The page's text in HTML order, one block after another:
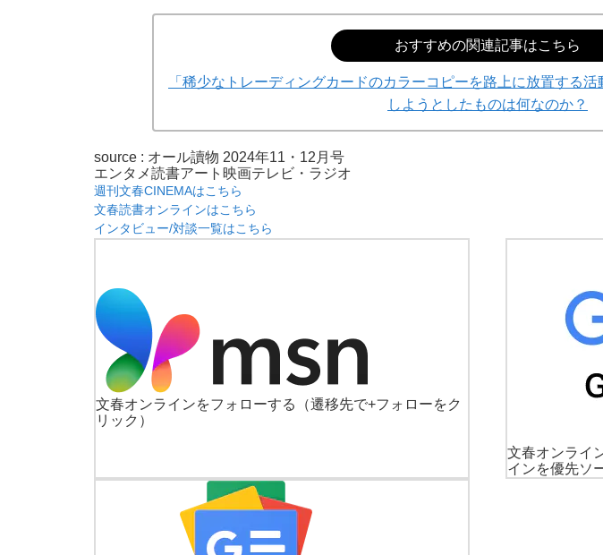
おすすめの関連記事はこちら
「稀少なトレーディングカードのカラーコピーを路上に放置する活
しようとしたものは何なのか？
source : オール讀物 2024年11・12月号
エンタメ読書アート 映画テレビ・ラジオ
週刊文春CINEMAはこちら
文春読書オンラインはこちら
インタビュー/対談一覧はこちら
文春オンラインをフォローする
（遷移先で+フォローをク
リック）
文春オンライ
インを優先ソ